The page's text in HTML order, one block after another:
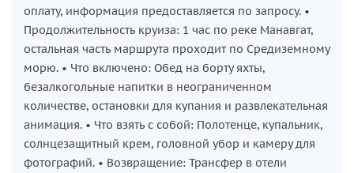
оплату, информация предоставляется по запросу. •
Продолжительность круиза: 1 час по реке Манавгат,
остальная часть маршрута проходит по Средиземному
морю. • Что включено: Обед на борту яхты,
безалкогольные напитки в неограниченном
количестве, остановки для купания и развлекательная
анимация. • Что взять с собой: Полотенце, купальник,
солнцезащитный крем, головной убор и камеру для
фотографий. • Возвращение: Трансфер в отели